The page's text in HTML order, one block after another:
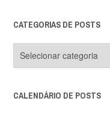
CATEGORIAS DE POSTS
de
CALENDÁRIO DE POSTS